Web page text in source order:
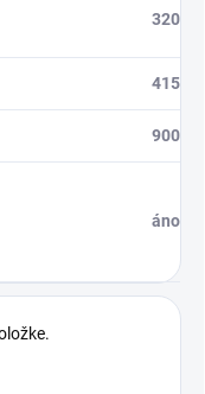
320
415
900
áno